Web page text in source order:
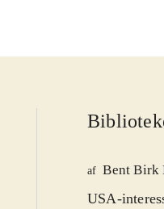
af Bent Birk
USA-